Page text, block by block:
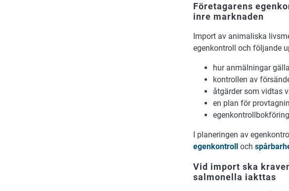
Företagarens
inre marknaden
Import av animaliska
egenkontroll och följande
hur anmälningar
kontrollen av
åtgärder som vidtas
en plan för
I planeringen av
egenkontroll och
Vid import ska
salmonella iakttas